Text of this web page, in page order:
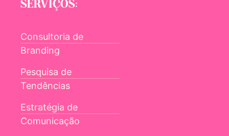
SERVIÇOS:
Consultoria de
Branding
Pesquisa de
Tendências
Estratégia de
Comunicação